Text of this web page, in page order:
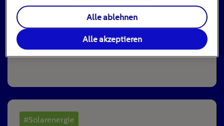
Firmenwagen mit Elektroantrieb sind steuerlich
attraktiv, fahren lokal emissionsfrei und bringen
#Solarenergie
Alle ablehnen
Alle akzeptieren